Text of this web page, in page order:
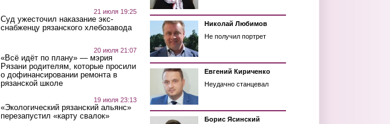
21 июля 19:25
Суд ужесточил наказание экс-
снабженцу рязанского хлебозавода
20 июля 21:07
«Всё идёт по плану» — мэрия
Рязани родителям, которые просили
о дофинансировании ремонта в
рязанской школе
19 июля 23:13
«Экологический рязанский альянс»
перезапустил «карту свалок»
Николай Любимов
Не получил портрет
Евгений Кириченко
Неудачно станцевал
Борис Ясинский